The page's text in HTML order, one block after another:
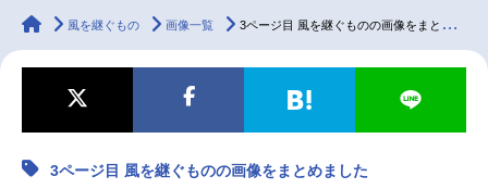
ラジオ みんなの声
マンガ・ラノベ ゲーム・アプリ 音楽 コスプレ
配信・Vtuber トレンド
animateTimes
風を継ぐもの 画像一覧 3ページ目 風を継ぐものの画像をまとめました
3ページ目 風を継ぐものの画像をまとめました